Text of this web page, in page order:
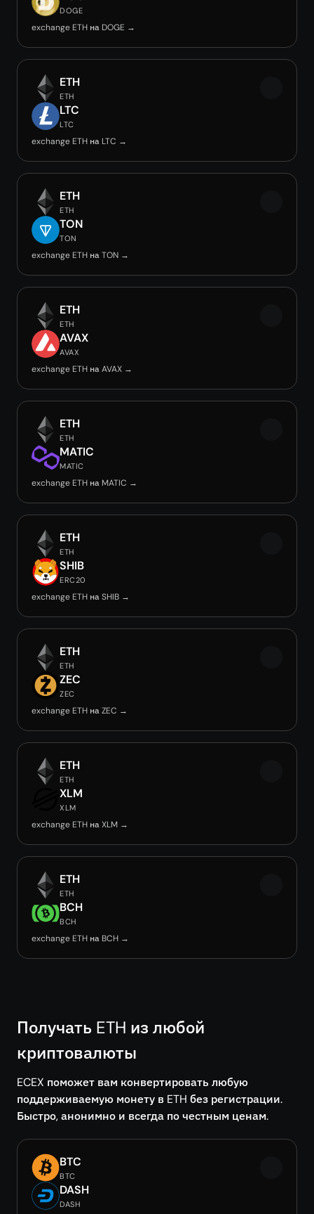
DOGE
exchange ETH на DOGE →
ETH
ETH
LTC
LTC
exchange ETH на LTC →
ETH
ETH
TON
TON
exchange ETH на TON →
ETH
ETH
AVAX
AVAX
exchange ETH на AVAX →
ETH
ETH
MATIC
MATIC
exchange ETH на MATIC →
ETH
ETH
SHIB
ERC20
exchange ETH на SHIB →
ETH
ETH
ZEC
ZEC
exchange ETH на ZEC →
ETH
ETH
XLM
XLM
exchange ETH на XLM →
ETH
ETH
BCH
BCH
exchange ETH на BCH →
Получать ETH из любой
криптовалюты
ECEX поможет вам конвертировать любую
поддерживаемую монету в ETH без регистрации.
Быстро, анонимно и всегда по честным ценам.
BTC
BTC
DASH
DASH